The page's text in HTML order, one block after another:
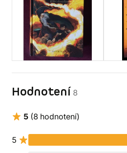
Hodnotení 8
5 (8 hodnotení)
5